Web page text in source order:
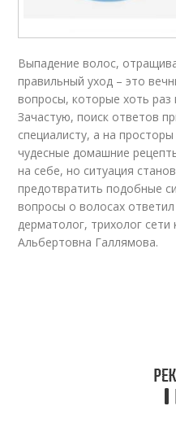
Выпадение волос,
правильный уход – это
вопросы, которые хоть
Зачастую, поиск ответов
специалисту, а на
чудесные домашние
на себе, но ситуация
предотвратить подобные
вопросы о волосах
дерматолог, трихолог
Альбертовна Галлямова.